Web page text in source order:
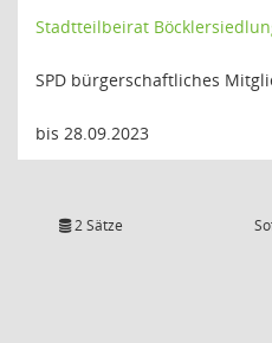
Stadtteilbeirat
SPD bürgerschaftliches
bis 28.09.2023
2 Sätze